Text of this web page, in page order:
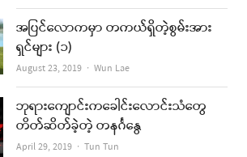
အပြင်လောကမှာ တကယ်ရှိတဲ့စွမ်းအား
ရှင်များ (၁)
August 23, 2019 Author
Wun Lae
ဘုရားကျောင်းကခေါင်းလောင်းသံတွေ
တိတ်ဆိတ်ခဲ့တဲ့ တနင်္ဂနွေ
April 29, 2019 Author
Tun Tun